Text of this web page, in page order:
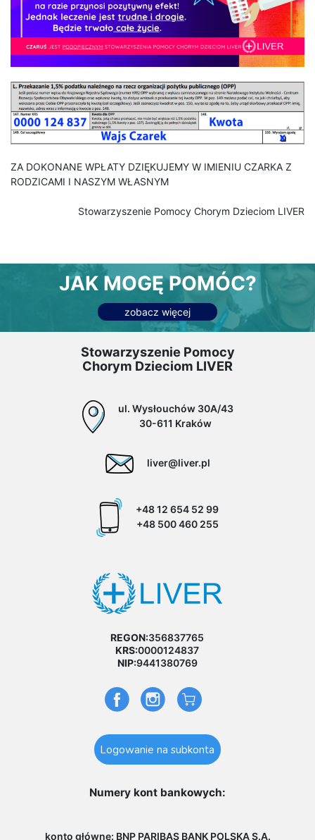
ZA DOKONANE WPŁATY DZIĘKUJEMY W IMIENIU CZARKA Z
RODZICAMI I NASZYM WŁASNYM
Stowarzyszenie Pomocy Chorym Dzieciom LIVER
JAK MOGĘ POMÓC?
zobacz więcej
Stowarzyszenie Pomocy
Chorym Dzieciom LIVER
ul. Wysłouchów 30A/43
30-611 Kraków
liver@liver.pl
+48 12 654 52 99
+48 500 460 255
REGON:356837765
KRS:0000124837
NIP:9441380769
Logowanie na subkonta
Numery kont bankowych:
konto główne: BNP PARIBAS BANK POLSKA S.A.